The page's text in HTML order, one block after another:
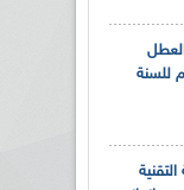
العطل
للسنة